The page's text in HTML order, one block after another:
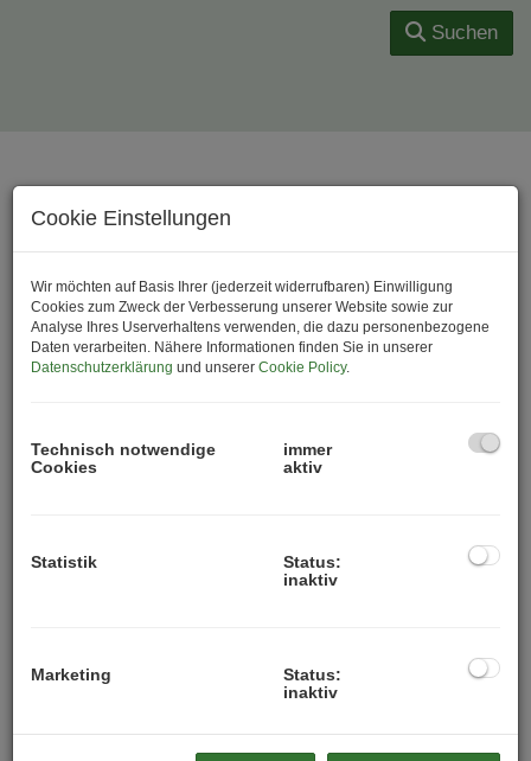
Suchen
1 2 3 4
1030 Wien , Billy-Wilder-Promenade 9 / 3 / 15
2
Cookie Einstellungen
Wir möchten auf Basis Ihrer (jederzeit widerrufbaren) Einwilligung
Cookies zum Zweck der Verbesserung unserer Website sowie zur
Analyse Ihres Userverhaltens verwenden, die dazu personenbezogene
Daten verarbeiten. Nähere Informationen finden Sie in unserer
Datenschutzerklärung und unserer Cookie Policy.
Technisch notwendige
Cookies
immer
aktiv
Statistik
Status:
inaktiv
Marketing
Status:
inaktiv